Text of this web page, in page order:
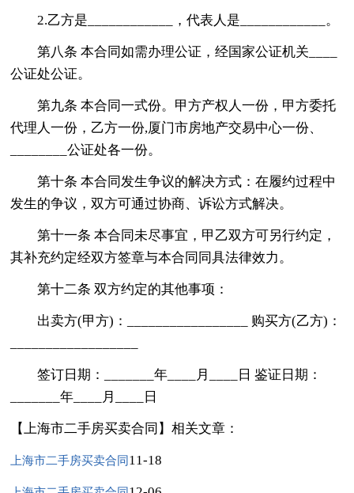
2.乙方是____________，代表人是____________。
第八条 本合同如需办理公证，经国家公证机关____
公证处公证。
第九条 本合同一式份。甲方产权人一份，甲方委托
代理人一份，乙方一份,厦门市房地产交易中心一份、
________公证处各一份。
第十条 本合同发生争议的解决方式：在履约过程中
发生的争议，双方可通过协商、诉讼方式解决。
第十一条 本合同未尽事宜，甲乙双方可另行约定，
其补充约定经双方签章与本合同同具法律效力。
第十二条 双方约定的其他事项：
出卖方(甲方)：_________________ 购买方(乙方)：
签订日期：_______年____月____日 鉴证日期：
_______年____月____日
【上海市二手房买卖合同】相关文章：
上海市二手房买卖合同 11-18